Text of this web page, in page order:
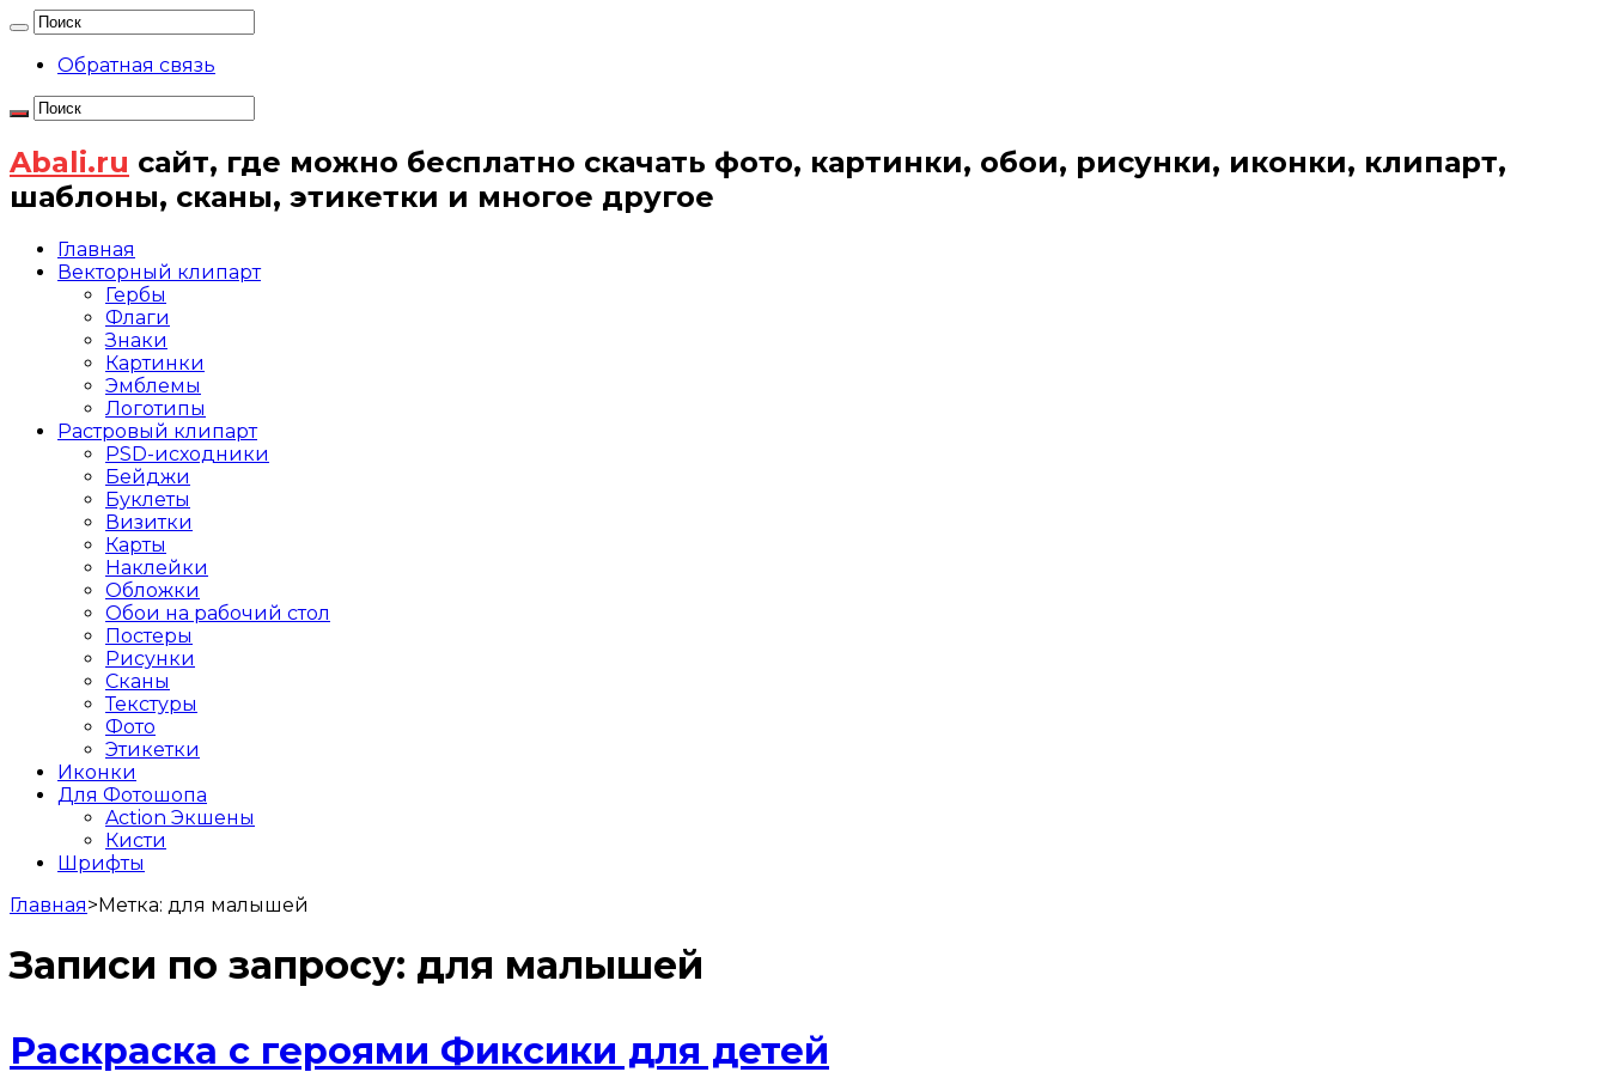
Обратная связь
Abali.ru сайт, где можно бесплатно скачать фото, картинки, обои, рисунки, иконки, клипарт,
шаблоны, сканы, этикетки и многое другое
Главная
Векторный клипарт
Гербы
Флаги
Знаки
Картинки
Эмблемы
Логотипы
Растровый клипарт
PSD-исходники
Бейджи
Буклеты
Визитки
Карты
Наклейки
Обложки
Обои на рабочий стол
Постеры
Рисунки
Сканы
Текстуры
Фото
Этикетки
Иконки
Для Фотошопа
Action Экшены
Кисти
Шрифты
Главная>Метка: для малышей
Записи по запросу: для малышей
Раскраска с героями Фиксики для детей